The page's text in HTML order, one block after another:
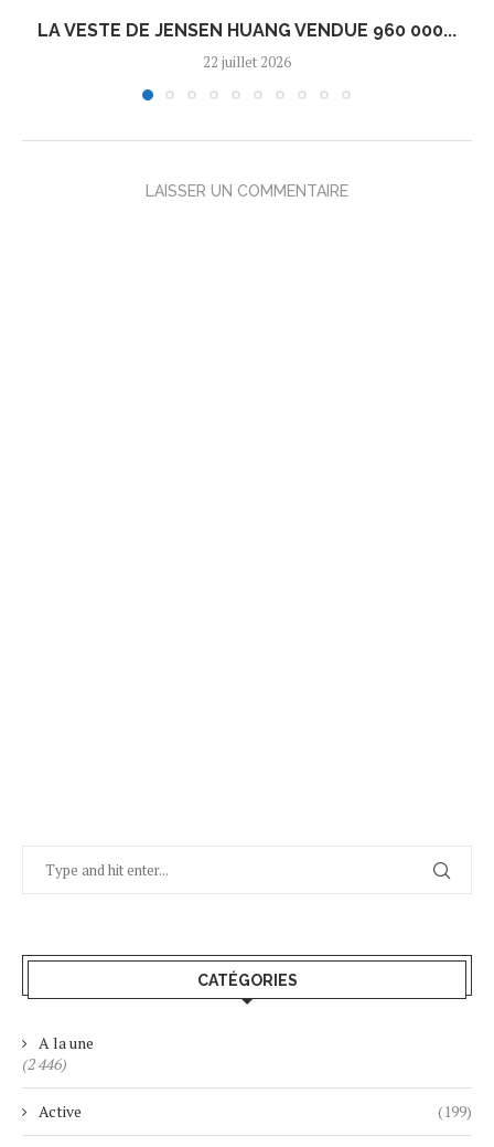
LA VESTE DE JENSEN HUANG VENDUE 960 000...
22 juillet 2026
LAISSER UN COMMENTAIRE
CATÉGORIES
A la une
(2 446)
Active (199)